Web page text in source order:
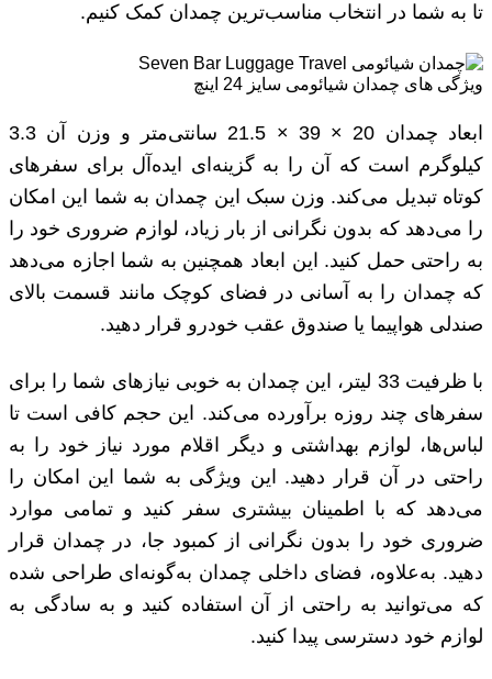
تا به شما در انتخاب مناسب‌ترین چمدان کمک کنیم.
ویژگی های چمدان شیائومی سایز 24 اینچ
ابعاد چمدان 20 × 39 × 21.5 سانتی‌متر و وزن آن 3.3
کیلوگرم است که آن را به گزینه‌ای ایده‌آل برای سفرهای
کوتاه تبدیل می‌کند. وزن سبک این چمدان به شما این امکان
را می‌دهد که بدون نگرانی از بار زیاد، لوازم ضروری خود را
به راحتی حمل کنید. این ابعاد همچنین به شما اجازه می‌دهد
که چمدان را به آسانی در فضای کوچک مانند قسمت بالای
صندلی هواپیما یا صندوق عقب خودرو قرار دهید.
با ظرفیت 33 لیتر، این چمدان به خوبی نیازهای شما را برای
سفرهای چند روزه برآورده می‌کند. این حجم کافی است تا
لباس‌ها، لوازم بهداشتی و دیگر اقلام مورد نیاز خود را به
راحتی در آن قرار دهید. این ویژگی به شما این امکان را
می‌دهد که با اطمینان بیشتری سفر کنید و تمامی موارد
ضروری خود را بدون نگرانی از کمبود جا، در چمدان قرار
دهید. به‌علاوه، فضای داخلی چمدان به‌گونه‌ای طراحی شده
که می‌توانید به راحتی از آن استفاده کنید و به سادگی به
لوازم خود دسترسی پیدا کنید.